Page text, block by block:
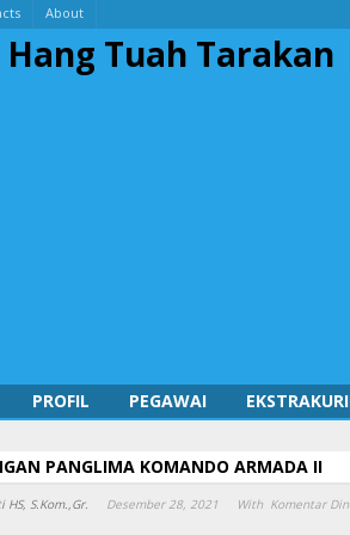
About
PROFIL PEGAWAI
PANGLIMA KOMANDO ARMADA II
HS, S.Kom.,Gr. Desember 28, 2021 With Komentar